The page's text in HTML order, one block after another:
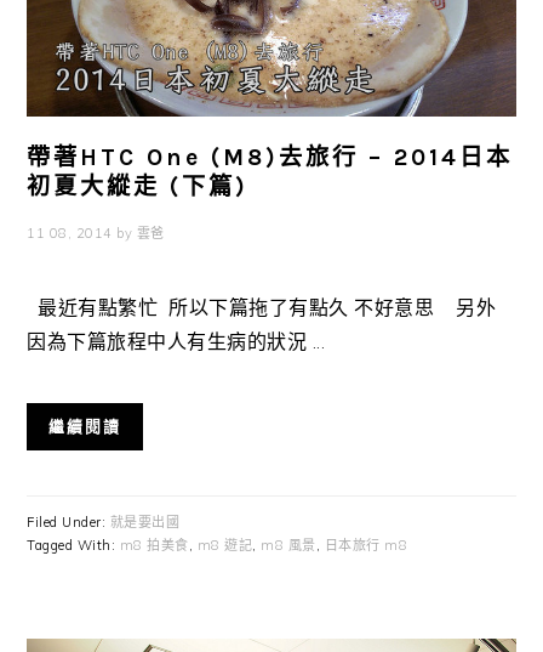
帶著HTC One (M8)去旅行 – 2014日本
初夏大縱走 (下篇)
11 08, 2014 by 雲爸
最近有點繁忙 所以下篇拖了有點久 不好意思 另外
因為下篇旅程中人有生病的狀況 ...
繼續閱讀
Filed Under: 就是要出國
Tagged With: m8 拍美食, m8 遊記, m8 風景 , 日本旅行 m8